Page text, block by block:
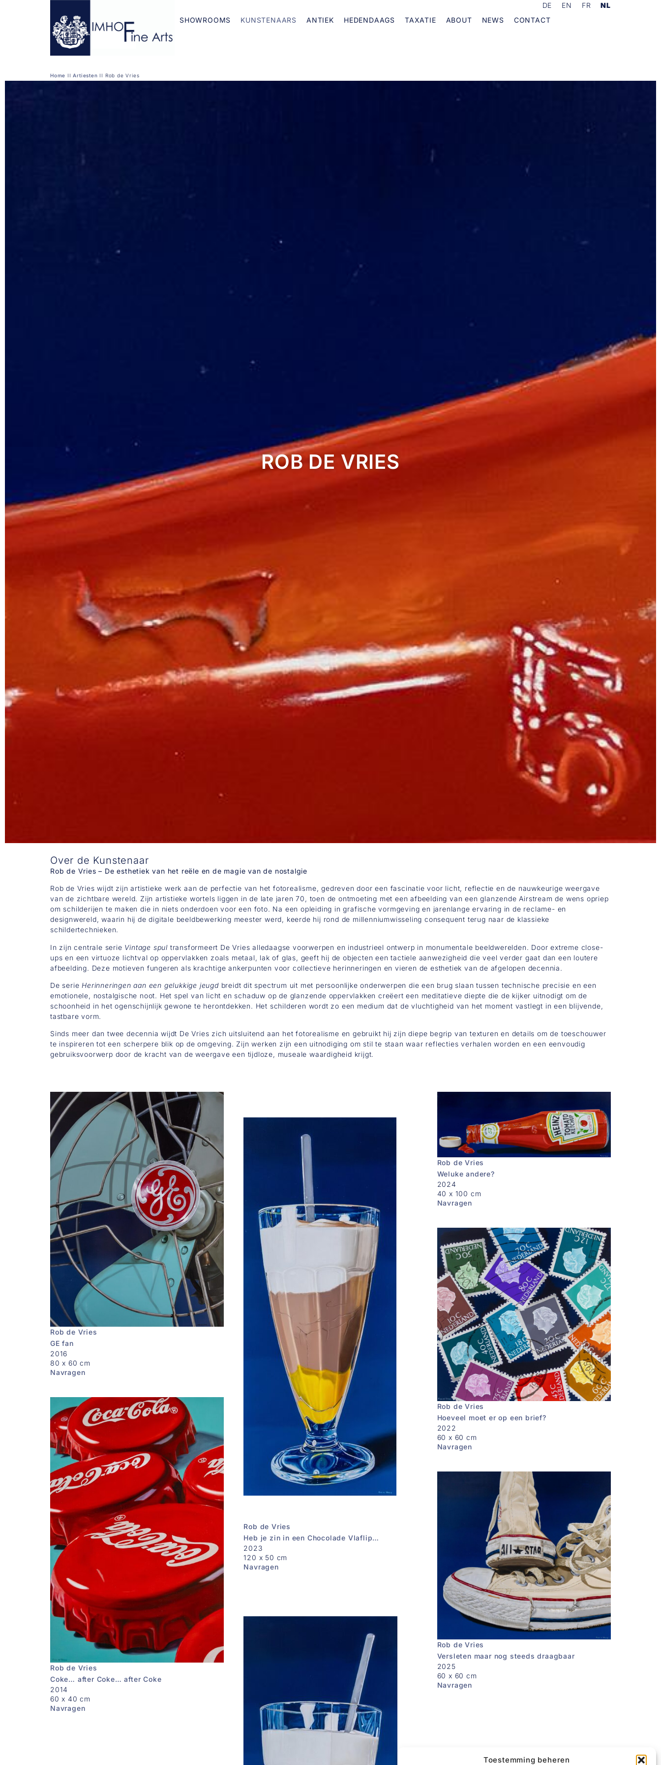
Toestemming beheren
DE EN FR
NL
SHOWROOMS
KUNSTENAARS ANTIEK HEDENDAAGS TAXATIE ABOUT NEWS CONTACT
Home IIArtiesten II Rob de Vries
ROB DE VRIES
​​Over de Kunstenaar
Rob de Vries – De esthetiek van het reële en de magie van de nostalgie
Rob de Vries wijdt zijn artistieke werk aan de perfectie van het fotorealisme, gedreven door een fascinatie voor licht, reflectie en de nauwkeurige weergave
van de zichtbare wereld. Zijn artistieke wortels liggen in de late jaren 70, toen de ontmoeting met een afbeelding van een glanzende Airstream de wens opriep
om schilderijen te maken die in niets onderdoen voor een foto. Na een opleiding in grafische vormgeving en jarenlange ervaring in de reclame- en
designwereld, waarin hij de digitale beeldbewerking meester werd, keerde hij rond de millenniumwisseling consequent terug naar de klassieke
schildertechnieken.
In zijn centrale serie Vintage spul transformeert De Vries alledaagse voorwerpen en industrieel ontwerp in monumentale beeldwerelden. Door extreme close-
ups en een virtuoze lichtval op oppervlakken zoals metaal, lak of glas, geeft hij de objecten een tactiele aanwezigheid die veel verder gaat dan een loutere
afbeelding. Deze motieven fungeren als krachtige ankerpunten voor collectieve herinneringen en vieren de esthetiek van de afgelopen decennia.
De serie Herinneringen aan een gelukkige jeugdbreidt dit spectrum uit met persoonlijke onderwerpen die een brug slaan tussen technische precisie en een
emotionele, nostalgische noot. Het spel van licht en schaduw op de glanzende oppervlakken creëert een meditatieve diepte die de kijker uitnodigt om de
schoonheid in het ogenschijnlijk gewone te herontdekken. Het schilderen wordt zo een medium dat de vluchtigheid van het moment vastlegt in een blijvende,
tastbare vorm.
Sinds meer dan twee decennia wijdt De Vries zich uitsluitend aan het fotorealisme en gebruikt hij zijn diepe begrip van texturen en details om de toeschouwer
te inspireren tot een scherpere blik op de omgeving. Zijn werken zijn een uitnodiging om stil te staan waar reflecties verhalen worden en een eenvoudig
gebruiksvoorwerp door de kracht van de weergave een tijdloze, museale waardigheid krijgt.
Rob de Vries
GE fan
2016
80 x 60 cm
Navragen
Rob de Vries
Coke… after Coke… after Coke
2014
60 x 40 cm
Navragen
Rob de Vries
Heb je zin in een Chocolade Vlaflip…
2023
120 x 50 cm
Navragen
Rob de Vries
Weluke andere?
2024
40 x 100 cm
Navragen
Rob de Vries
Hoeveel moet er op een brief?
2022
60 x 60 cm
Navragen
Rob de Vries
Versleten maar nog steeds draagbaar
2025
60 x 60 cm
Navragen